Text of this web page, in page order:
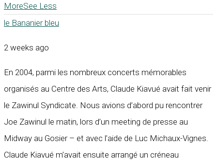
MoreSee Less
le Bananier bleu
2 weeks ago
En 2004, parmi les nombreux concerts mémorables
organisés au Centre des Arts, Claude Kiavué avait fait venir
le Zawinul Syndicate. Nous avions d’abord pu rencontrer
Joe Zawinul le matin, lors d’un meeting de presse au
Midway au Gosier – et avec l’aide de Luc Michaux-Vignes.
Claude Kiavué m’avait ensuite arrangé un créneau